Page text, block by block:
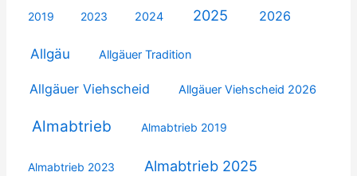
2019 2023 2024 2025 2026
Allgäu Allgäuer Tradition
Allgäuer Viehscheid Allgäuer Viehscheid 2026
Almabtrieb Almabtrieb 2019
Almabtrieb 2023 Almabtrieb 2025